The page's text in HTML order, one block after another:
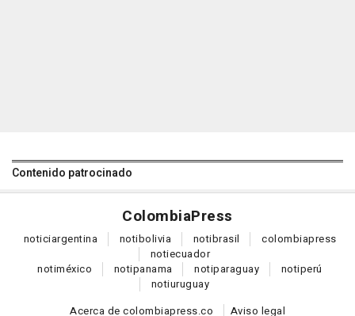
Contenido patrocinado
ColombiaPress
noticiargentina notibolivia notibrasil colombiapress
notiecuador
notiméxico notipanama notiparaguay notiperú
notiuruguay
Acerca de colombiapress.co
Aviso legal